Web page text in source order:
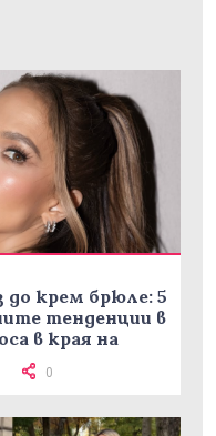
крем брюле: 5
тенденции в
в края на
0